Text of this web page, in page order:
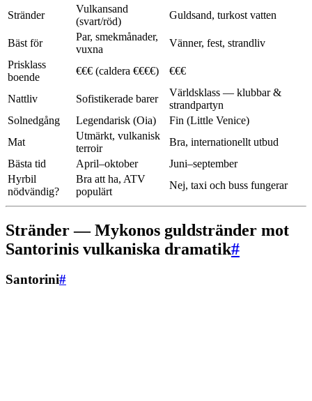
Stränder
Vulkansand
(svart/röd)
Guldsand, turkost vatten
Bäst för
Par, smekmånader,
vuxna
Vänner, fest, strandliv
Prisklass
boende
€€€ (caldera €€€€) €€€
Nattliv Sofistikerade barer
Världsklass — klubbar &
strandpartyn
Solnedgång
Legendarisk (Oia)
Fin (Little Venice)
Mat
Utmärkt, vulkanisk
terroir
Bra, internationellt utbud
Bästa tid
April–oktober
Juni–september
Hyrbil
nödvändig?
Bra att ha, ATV
populärt
Nej, taxi och buss fungerar
Stränder — Mykonos guldstränder mot
Santorinis vulkaniska dramatik#
Santorini#